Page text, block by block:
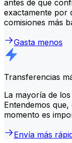
antes de que
exactamente por
comisiones más
Gasta menos
Transferencias
La mayoría de
Entendemos
momento es
Envía más